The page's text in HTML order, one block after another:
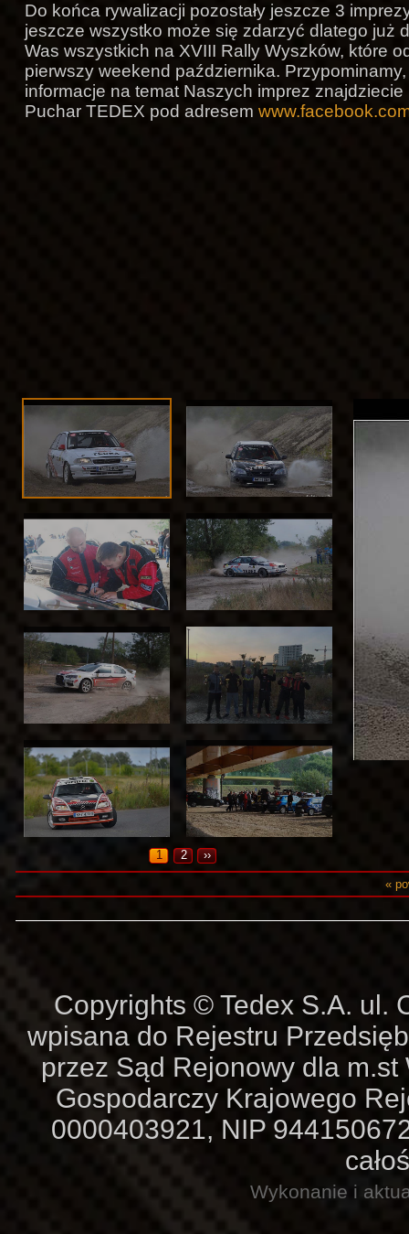
Do końca rywalizacji pozostały jeszcze 3
jeszcze wszystko może się zdarzyć dlatego już
Was wszystkich na XVIII Rally Wyszków, które
pierwszy weekend października.
informacje na temat Naszych imprez
Puchar TEDEX pod adresem
1 2 ››
«
Copyrights © Tedex S.A. ul.
wpisana do Rejestru
przez Sąd Rejonowy dla m.st
Gospodarczy Krajowego
0000403921, NIP
Wykonanie i